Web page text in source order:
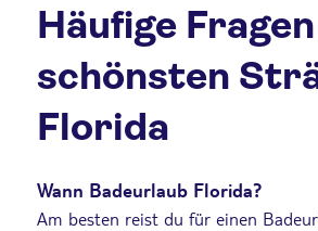
Häufige
schönsten
Florida
Wann Badeurlaub Florida?
Am besten reist du für einen